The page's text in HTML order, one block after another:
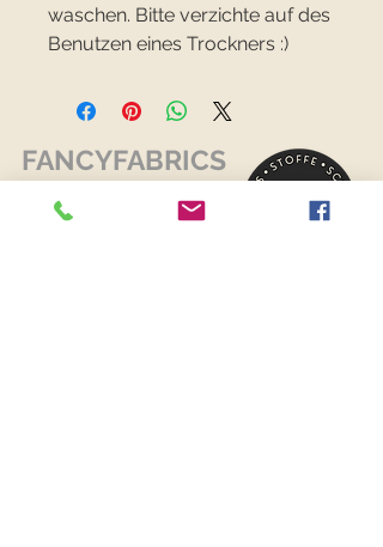
waschen. Bitte verzichte auf des
Benutzen eines Trockners :)
FANCYFABRICS